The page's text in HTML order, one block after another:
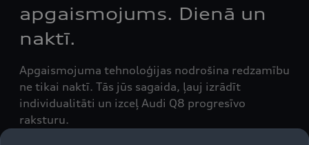
apgaismojums. Dienā un
naktī.
Apgaismojuma tehnoloģijas nodrošina redzamību
ne tikai naktī. Tās jūs sagaida, ļauj izrādīt
individualitāti un izceļ Audi Q8 progresīvo
raksturu.